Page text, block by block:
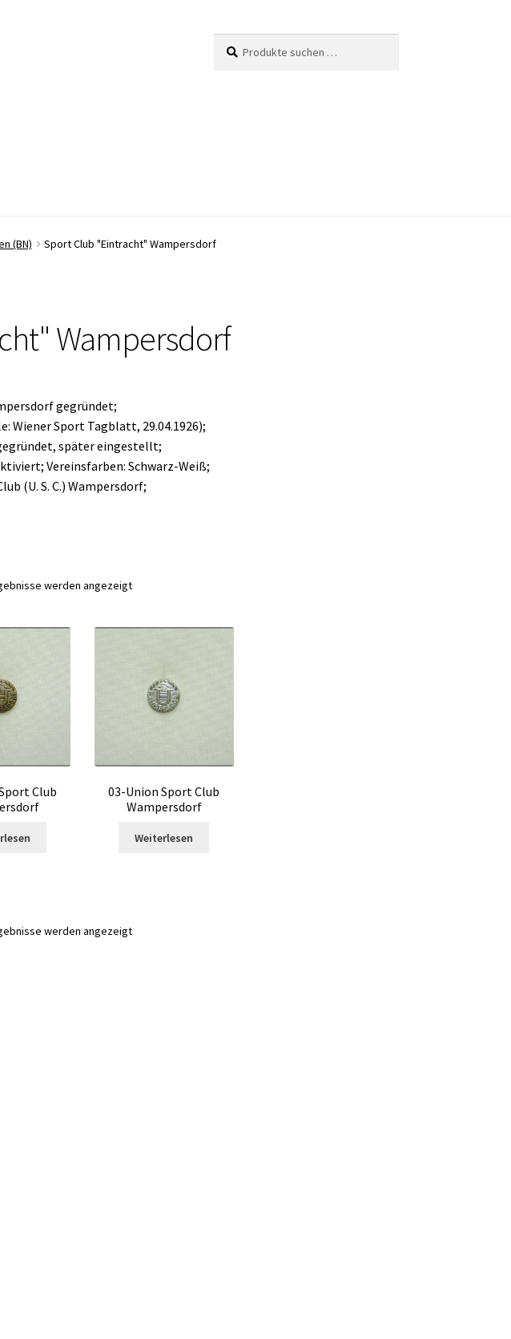
nach:
(BN) Sport Club "Eintracht" Wampersdorf
Wampersdorf
gegründet;
Wiener Sport Tagblatt, 29.04.1926);
später eingestellt;
Vereinsfarben: Schwarz-Weiß;
(U. S. C.) Wampersdorf;
werden angezeigt
Club
03-Union Sport Club
Wampersdorf
Weiterlesen
werden angezeigt